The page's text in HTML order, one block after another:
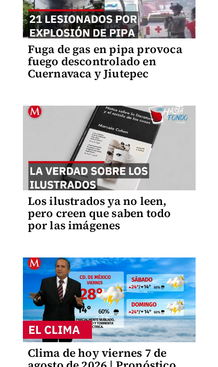
Fuga de gas en pipa provoca
fuego descontrolado en
Cuernavaca y Jiutepec
Los ilustrados ya no leen,
pero creen que saben todo
por las imágenes
Clima de hoy viernes 7 de